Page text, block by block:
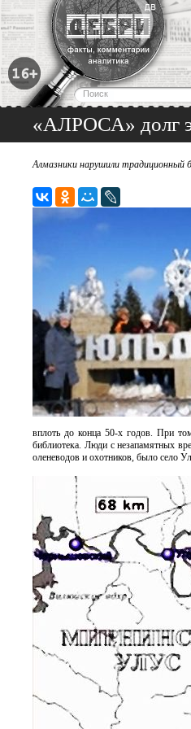
«АЛРОСА» долг
Алмазники нарушили традиционный
вплоть до конца 50-х годов. При
библиотека. Люди с незапамятных
оленеводов и охотников, было село